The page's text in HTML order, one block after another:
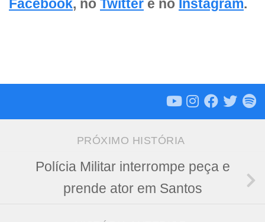
Facebook, no Twitter e no Instagram.
PRÓXIMO HISTÓRIA
Polícia Militar interrompe peça e
prende ator em Santos